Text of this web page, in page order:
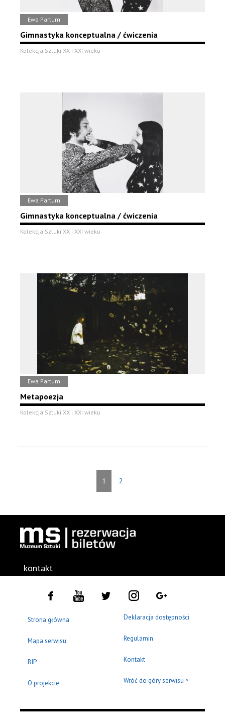
Ewa Partum
Gimnastyka konceptualna / ćwiczenia
Kolekcja Sztuki XX i XXI wieku
Ewa Partum
Gimnastyka konceptualna / ćwiczenia
Kolekcja Sztuki XX i XXI wieku
Ewa Partum
Metapoezja
Kolekcja Sztuki XX i XXI wieku
1 2
kontakt
Strona główna
Mapa serwisu
BIP
O projekcie
Deklaracja dostępności
Regulamin
Kontakt
Wróć do góry serwisu ^